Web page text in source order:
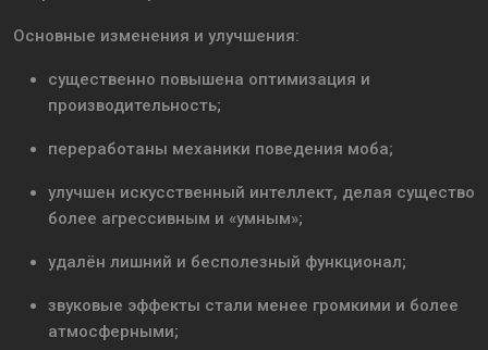
Основные изменения и улучшения:
существенно повышена оптимизация и
производительность;
переработаны механики поведения моба;
улучшен искусственный интеллект, делая существо
более агрессивным и «умным»;
удалён лишний и бесполезный функционал;
звуковые эффекты стали менее громкими и более
атмосферными;